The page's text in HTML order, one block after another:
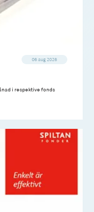
06 aug 2026
i respektive fonds